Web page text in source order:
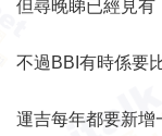
但尋晚睇已經見有
不過BBI有時係要
運吉每年都要新增